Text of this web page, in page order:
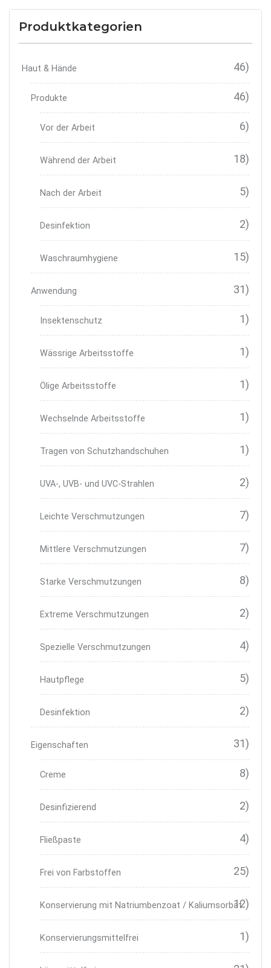
Produktkategorien
Haut & Hände 46)
Produkte 46)
Vor der Arbeit 6)
Während der Arbeit 18)
Nach der Arbeit 5)
Desinfektion 2)
Waschraumhygiene 15)
Anwendung 31)
Insektenschutz 1)
Wässrige Arbeitsstoffe 1)
Ölige Arbeitsstoffe 1)
Wechselnde Arbeitsstoffe 1)
Tragen von Schutzhandschuhen 1)
UVA-, UVB- und UVC-Strahlen 2)
Leichte Verschmutzungen 7)
Mittlere Verschmutzungen 7)
Starke Verschmutzungen 8)
Extreme Verschmutzungen 2)
Spezielle Verschmutzungen 4)
Hautpflege 5)
Desinfektion 2)
Eigenschaften 31)
Creme 8)
Desinfizierend 2)
Fließpaste 4)
Frei von Farbstoffen 25)
Konservierung mit Natriumbenzoat / Kaliumsorbat12)
Konservierungsmittelfrei 1)